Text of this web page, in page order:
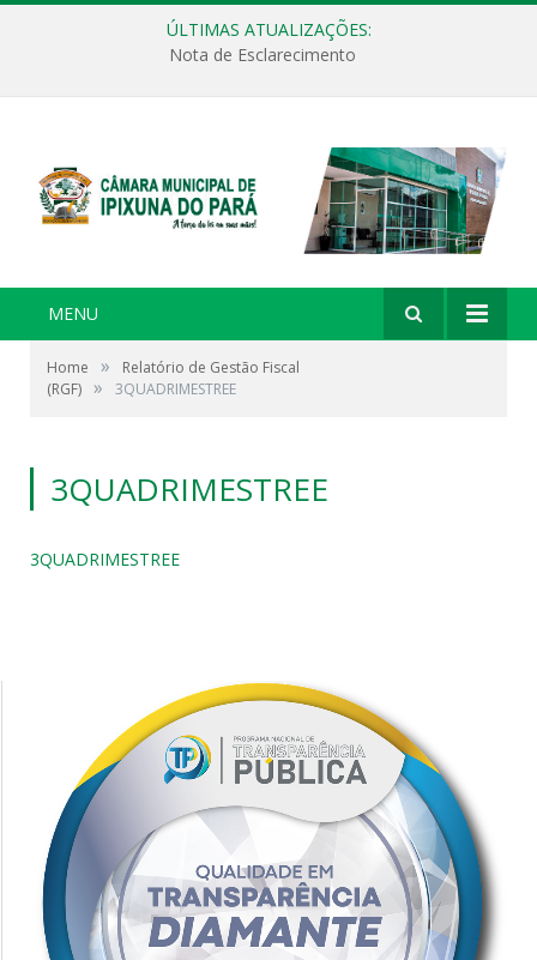
ÚLTIMAS ATUALIZAÇÕES:
Nota de Esclarecimento
MENU
Home »
Relatório de Gestão Fiscal
(RGF) » 3QUADRIMESTREE
3QUADRIMESTREE
3QUADRIMESTREE